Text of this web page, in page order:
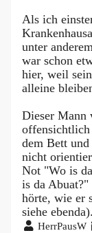
Als ich
unter
war schon
hier, weil
alleine
Dieser Mann
offensichtlich
dem Bett
nicht
Not "Wo is
is da Abuat?"
hörte, wie er
siehe
HerrPausW